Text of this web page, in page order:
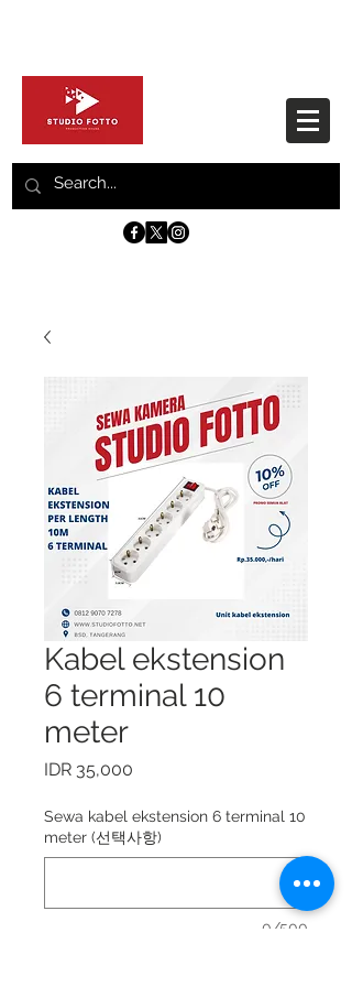
Kabel ekstension
6 terminal 10
meter
IDR 35,000
Sewa kabel ekstension 6 terminal 10
meter (선택사항)
0/500